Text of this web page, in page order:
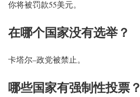
你将被罚款55美元。
在哪个国家没有选举？
卡塔尔–政党被禁止。
哪些国家有强制性投票？